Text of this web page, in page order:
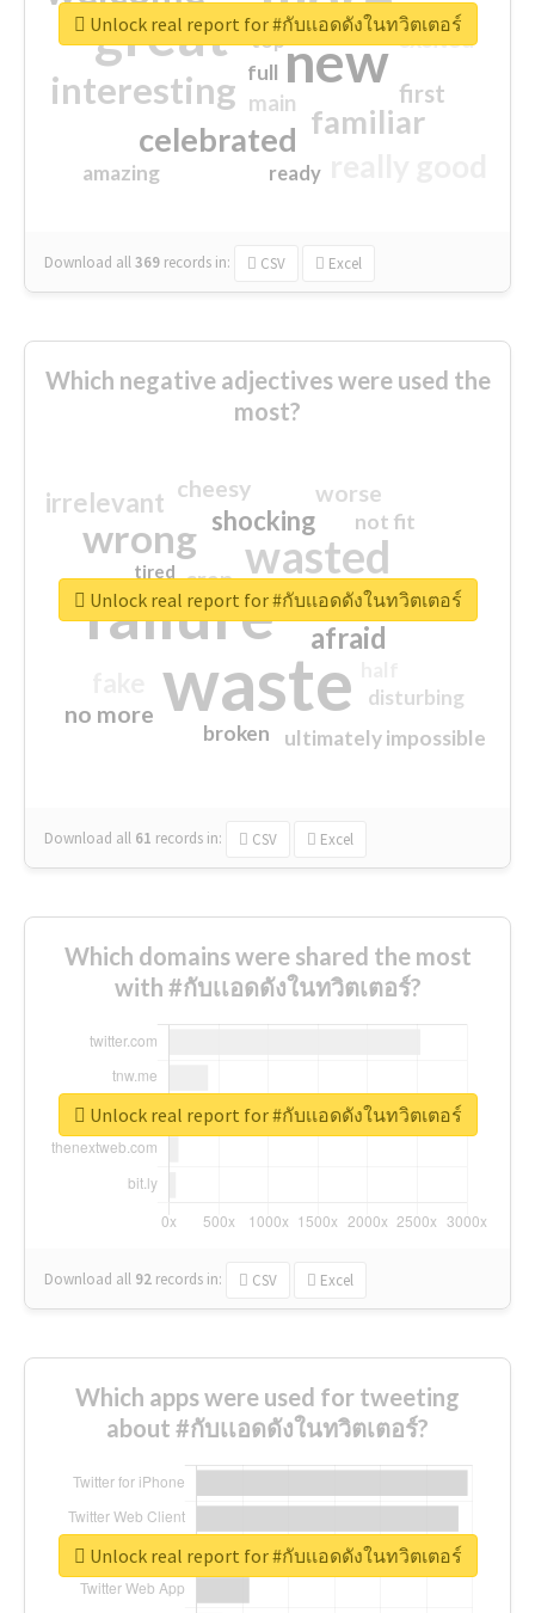
great new
interesting
familiar
celebrated
first
excited
main
amazing
top
full
ready
Download all369 records in: CSV Excel
Unlock real report for #กับเเอดดังในทวิตเตอร์
Which negative adjectives were used the
most?
waste
failure
wasted
wrong
sorry
afraid
shocking
irrelevant worse
no more
crap
cheesy
ultimately impossible
not fit
disturbing
closed
broken
tired
Download all 61 records in: CSV Excel
Unlock real report for #กับเเอดดังในทวิตเตอร์
Which domains were shared the most
with #กับเเอดดังในทวิตเตอร์?
Download all 92 records in: CSV Excel
Unlock real report for #กับเเอดดังในทวิตเตอร์
Which apps were used for tweeting
about #กับเเอดดังในทวิตเตอร์?
Unlock real report for #กับเเอดดังในทวิตเตอร์